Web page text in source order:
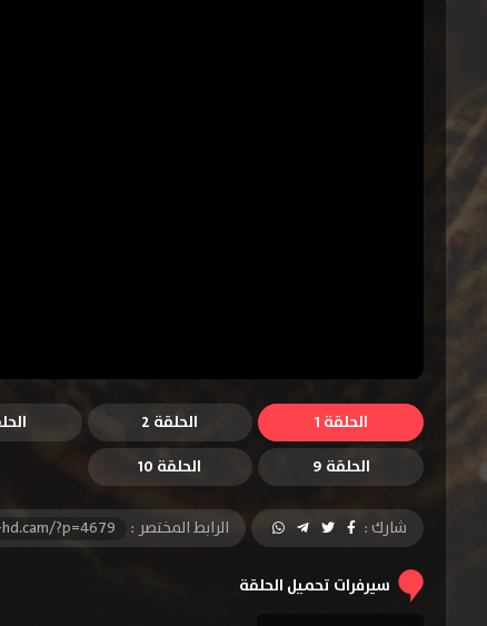
الحلقة 1 الحلقة 2
الحلقة 9
الحلقة 10
شارك : الرابط المختصر : ?p=4679
سيرفرات تحميل الحلقة